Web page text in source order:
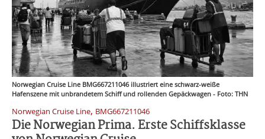
Norwegian Cruise Line BMG667211046 illustriert eine schwarz-weiße
Hafenszene mit unbrandetem Schiff und rollenden Gepäckwagen - Foto: THN
Norwegian Cruise Line, BMG667211046
Die Norwegian Prima. Erste Schiffsklasse